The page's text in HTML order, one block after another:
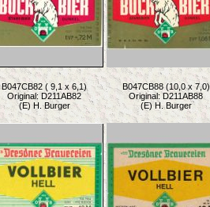
B047CB82 ( 9,1 x 6,1)
Original: D211AB82
(E) H. Burger
B047CB88 (10,0 x 7,0)
Original: D211AB88
(E) H. Burger